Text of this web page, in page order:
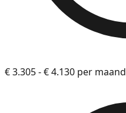
€ 3.305 - € 4.130 per maand